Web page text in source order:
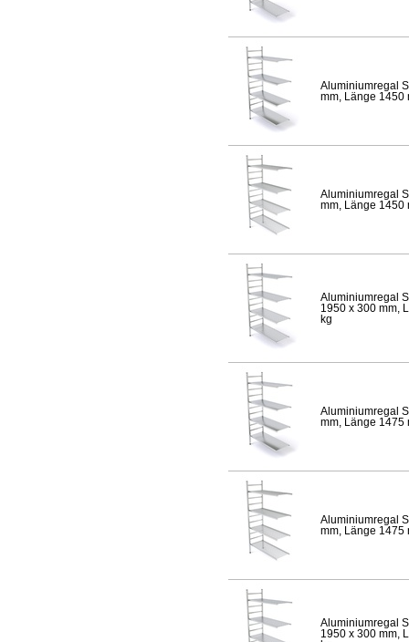
Aluminiumregal
mm, Länge 1450
Aluminiumregal
mm, Länge 1450
Aluminiumregal
1950 x 300 mm,
kg
Aluminiumregal
mm, Länge 1475
Aluminiumregal
mm, Länge 1475
Aluminiumregal
1950 x 300 mm,